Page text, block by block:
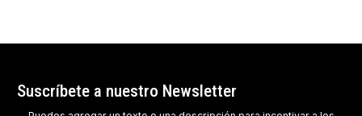
Suscríbete a nuestro Newsletter